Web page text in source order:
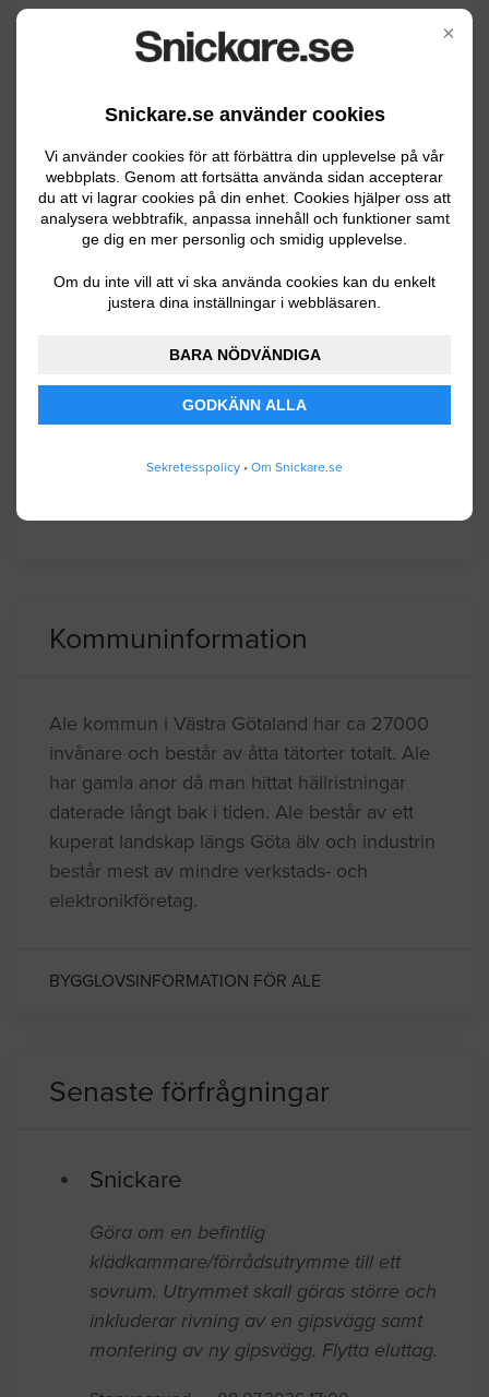
×
Snickare.se använder cookies
Vi använder cookies för att förbättra din upplevelse på vår
webbplats. Genom att fortsätta använda sidan accepterar
du att vi lagrar cookies på din enhet. Cookies hjälper oss att
analysera webbtrafik, anpassa innehåll och funktioner samt
ge dig en mer personlig och smidig upplevelse.
Om du inte vill att vi ska använda cookies kan du enkelt
justera dina inställningar i webbläsaren.
BARA NÖDVÄNDIGA
GODKÄNN ALLA
Sekretesspolicy • Om Snickare.se
Tranemo
Trollhättan
Töreboda
Ulricehamn
Vårgårda
Vänersborg
Kommuninformation
Ale kommun i Västra Götaland har ca 27000
invånare och består av åtta tätorter totalt. Ale
har gamla anor då man hittat hällristningar
daterade långt bak i tiden. Ale består av ett
kuperat landskap längs Göta älv och industrin
består mest av mindre verkstads- och
elektronikföretag.
BYGGLOVSINFORMATION FÖR ALE
Senaste förfrågningar
Snickare
Göra om en befintlig
klädkammare/förrådsutrymme till ett
sovrum. Utrymmet skall göras större och
inkluderar rivning av en gipsvägg samt
montering av ny gipsvägg. Flytta eluttag.